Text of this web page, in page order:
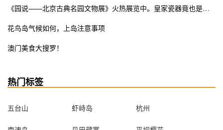
《园说——北京古典名园文物展》火热展览中。皇家瓷器竟也是少女粉ins风？错过这次展览遗憾终生
花鸟岛气候如何，上岛注意事项
澳门美食大搜罗！
热门标签
五台山 虾峙岛 杭州